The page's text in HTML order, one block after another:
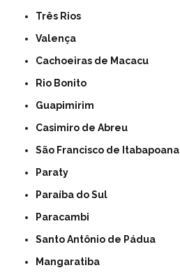
Três Rios
Valença
Cachoeiras de Macacu
Rio Bonito
Guapimirim
Casimiro de Abreu
São Francisco de Itabapoana
Paraty
Paraíba do Sul
Paracambi
Santo Antônio de Pádua
Mangaratiba